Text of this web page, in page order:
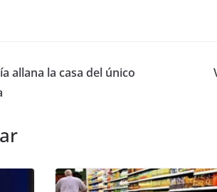
allana la casa del único